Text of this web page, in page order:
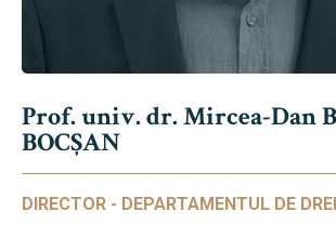
Prof. univ. dr. Mircea-Dan
BOCȘAN
DIRECTOR - DEPARTAMENTUL DE